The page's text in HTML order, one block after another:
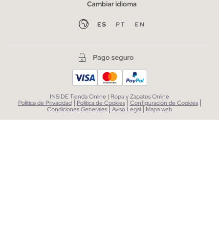
Cambiar idioma
ES PT EN
Pago seguro
INSIDE Tienda Online | Ropa y Zapatos Online
Política de Privacidad | Política de Cookies| Configuración de Cookies |
Condiciones Generales|Aviso Legal| Mapa web